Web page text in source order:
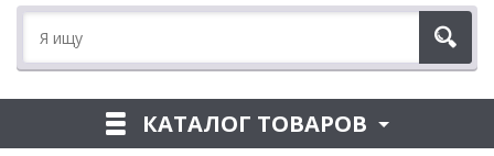
КАТАЛОГ ТОВАРОВ